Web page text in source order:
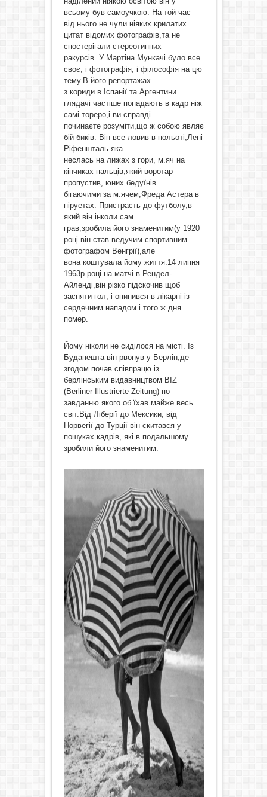
всьому був самоучкою. На той час
від нього не чули ніяких крилатих
цитат відомих фотографів,та не
спостерігали стереотипних
ракурсів. У Мартіна Мункачі було все
своє, і фотографія, і філософія на цю
тему.В його репортажах
з кориди в Іспанії та Аргентини
глядачі частіше попадають в кадр ніж
самі тореро,і ви справді
починаєте розуміти,що ж собою являє
бій биків. Він все ловив в польоті,Лені
Ріфеншталь яка
неслась на лижах з гори, м.яч на
кінчиках пальців,який воротар
пропустив, юних бедуїнів
бігаючими за м.ячем,Фреда Астера в
піруетах. Пристрасть до футболу,в
який він інколи сам
грав,зробила його знаменитим(у 1920
році він став ведучим спортивним
фотографом Венгрії),але
вона коштувала йому життя.14 липня
1963р році на матчі в Рендел-
Айленді,він різко підскочив щоб
засняти гол, і опинився в лікарні із
сердечним нападом і того ж дня
помер.
Йому ніколи не сиділося на місті. Із
Будапешта він рвонув у Берлін,де
згодом почав співпрацю із
берлінським видавництвом BIZ
(Berliner Illustrierte Zeitung) по
завданню якого об.їхав майже весь
світ.Від Ліберії до Мексики, від
Норвегії до Турції він скитався у
пошуках кадрів, які в подальшому
зробили його знаменитим.